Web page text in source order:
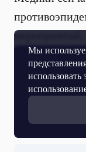
Мы
использовать
мероприятий.
цепочку
Материал